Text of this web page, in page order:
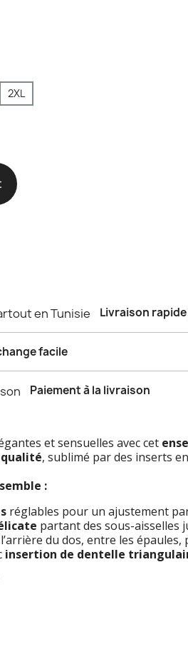
2XL
Livraison
facile
Paiement à la livraison
et sensuelles avec cet
, sublimé par des inserts
:
réglables pour un ajustement
partant des sous-aisselles
du dos, entre les
insertion de dentelle